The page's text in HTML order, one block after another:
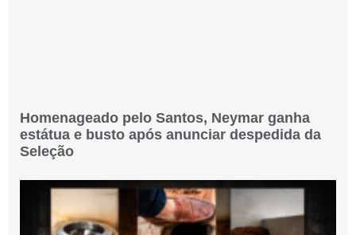
Homenageado pelo Santos, Neymar ganha
estátua e busto após anunciar despedida da
Seleção